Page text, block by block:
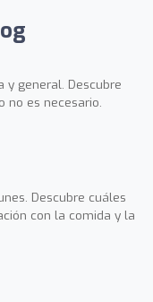
y general. Descubre
no es necesario.
Descubre cuáles
con la comida y la